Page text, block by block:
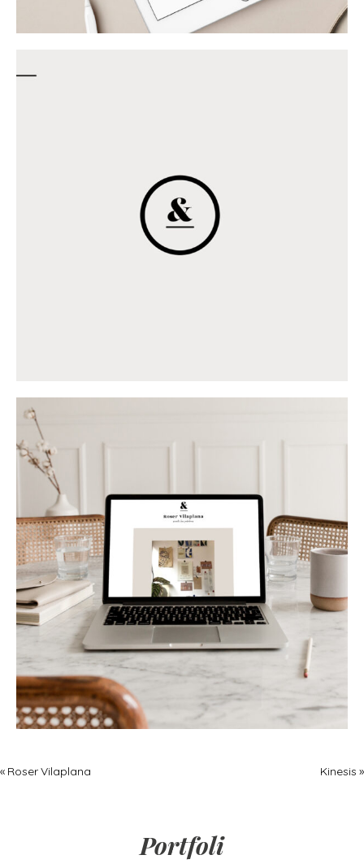
« Roser Vilaplana Kinesis »
Portfoli